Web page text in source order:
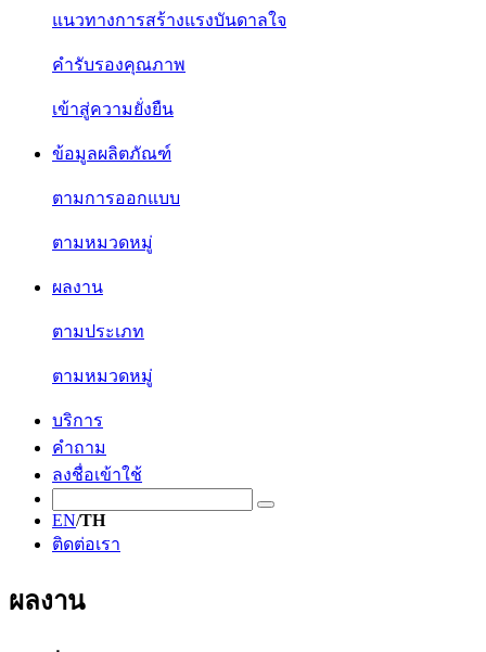
แนวทางการสร้างแรงบันดาลใจ
คำรับรองคุณภาพ
เข้าสู่ความยั่งยืน
ข้อมูลผลิตภัณฑ์
ตามการออกแบบ
ตามหมวดหมู่
ผลงาน
ตามประเภท
ตามหมวดหมู่
บริการ
คำถาม
ลงชื่อเข้าใช้
EN/TH
ติดต่อเรา
ผลงาน